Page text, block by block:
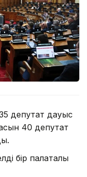
депутат дауыс
40 депутат
бір палаталы